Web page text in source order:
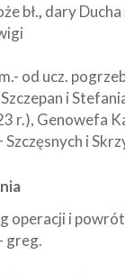
bł., dary
od ucz.
i
r.), Genowefa
Szczęsnych i
operacji i
greg.